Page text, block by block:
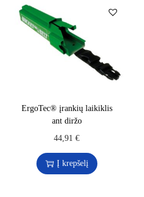
ErgoTec® įrankių laikiklis
ant diržo
44,91€
Į krepšelį